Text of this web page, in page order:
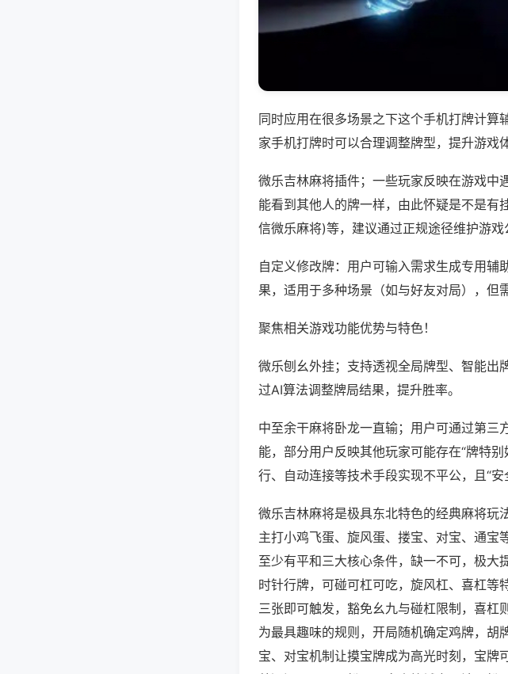
同时应用在很多场景之下这个手机打牌计算
家手机打牌时可以合理调整牌型，提升游戏
微乐吉林麻将插件；一些玩家反映在游戏中
能看到其他人的牌一样，由此怀疑是不是
信微乐麻将)等，建议通过正规途径维护游戏
自定义修改牌：用户可输入需求生成专用辅
果，适用于多种场景（如与好友对局），但
聚焦相关游戏功能优势与特色！
微乐刨幺外挂；支持透视全局牌型、智能出
过AI算法调整牌局结果，提升胜率。
中至余干麻将卧龙一直输；用户可通过第三
能，部分用户反映其他玩家可能存在“牌特
行、自动连接等技术手段实现不平公，且“安
微乐吉林麻将是极具东北特色的经典麻将玩
主打小鸡飞蛋、旋风蛋、搂宝、对宝、通宝
至少有平和三大核心条件，缺一不可，极
时针行牌，可碰可杠可吃，旋风杠、喜杠等
三张即可触发，豁免幺九与碰杠限制，喜
为最具趣味的规则，开局随机确定鸡牌，
宝、对宝机制让摸宝牌成为高光时刻，宝牌